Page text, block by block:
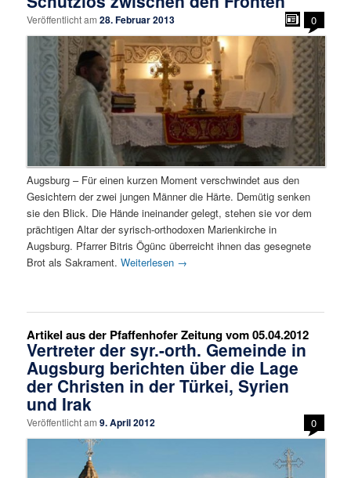
Veröffentlicht am28. Februar 2013 0
Augsburg – Für einen kurzen Moment verschwindet aus den
Gesichtern der zwei jungen Männer die Härte. Demütig senken
sie den Blick. Die Hände ineinander gelegt, stehen sie vor dem
prächtigen Altar der syrisch-orthodoxen Marienkirche in
Augsburg. Pfarrer Bitris Ögünc überreicht ihnen das gesegnete
Brot als Sakrament.Weiterlesen →
Artikel aus der Pfaffenhofer Zeitung vom 05.04.2012
Vertreter der syr.-orth. Gemeinde in
Augsburg berichten über die Lage
der Christen in der Türkei, Syrien
und Irak
Veröffentlicht am9. April 2012 0